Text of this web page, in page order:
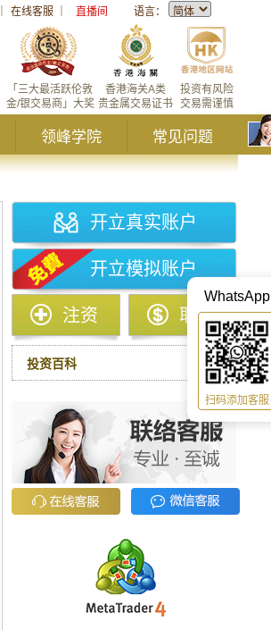
在线客服 直播间 语言：
投资有风险
交易需谨慎
香港海关A类
贵金属交易证书
「三大最活跃伦敦
金/银交易商」大奖
领峰学院 常见问题
WhatsApp
扫码添加客服
开立真实账户
开立模拟账户
注资 取款
投资百科